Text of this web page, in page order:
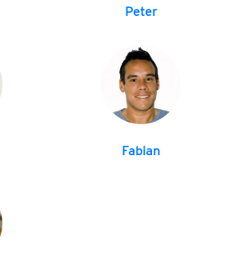
Peter
Fabian